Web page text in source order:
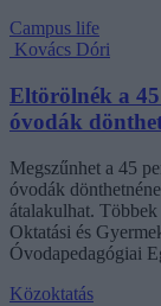
Campus life
Kovács Dóri
Eltörölnék a
óvodák
Megszűnhet a 45
óvodák
átalakulhat.
Oktatási és
Óvodapedagógiai
Közoktatás